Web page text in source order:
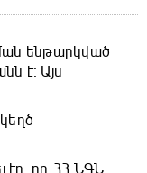
ենթարկված
է։ Այս